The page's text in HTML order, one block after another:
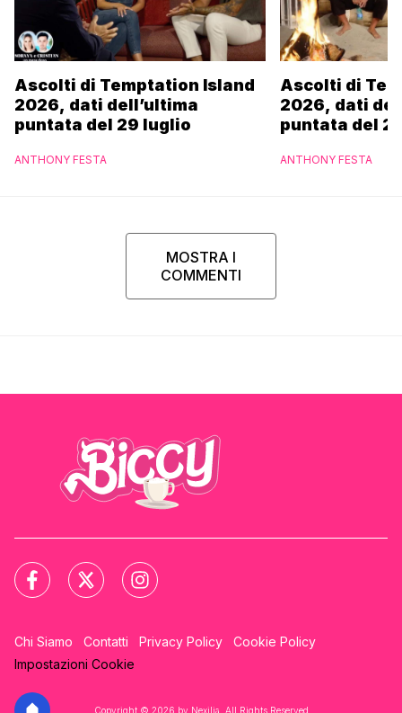
Ascolti di Temptation Island
2026, dati dell’ultima
puntata del 29 luglio
ANTHONY FESTA
Ascolti di
2026, dati
puntata del
ANTHONY FESTA
MOSTRA I
COMMENTI
Chi Siamo Contatti Privacy Policy
Cookie Policy
Impostazioni Cookie
Copyright © 2026 by Nexilia. All Rights Reserved